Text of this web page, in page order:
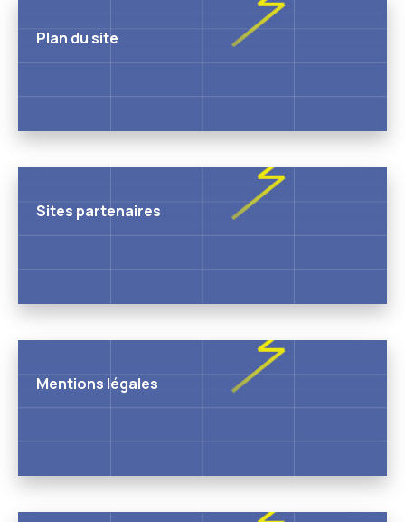
Plan du site
Sites partenaires
Mentions légales